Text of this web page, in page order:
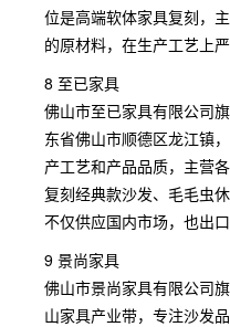
位是高端软体家具复刻，
的原材料，在生产工艺上
8 至已家具
佛山市至已家具有限公司
东省佛山市顺德区龙江镇
产工艺和产品品质，主营
复刻经典款沙发、毛毛虫
不仅供应国内市场，也出
9 景尚家具
佛山市景尚家具有限公司
山家具产业带，专注沙发